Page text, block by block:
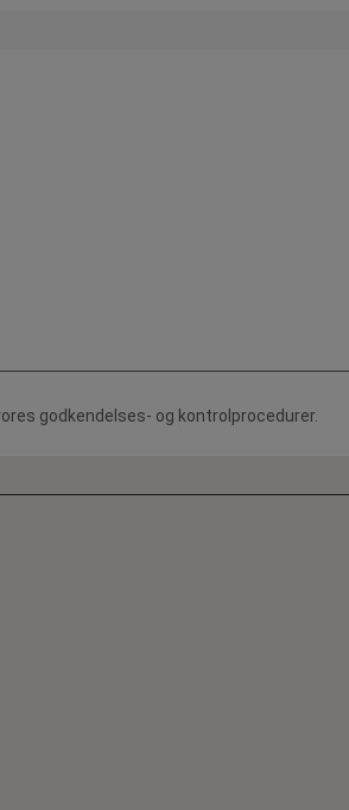
godkendelses- og kontrolprocedurer.